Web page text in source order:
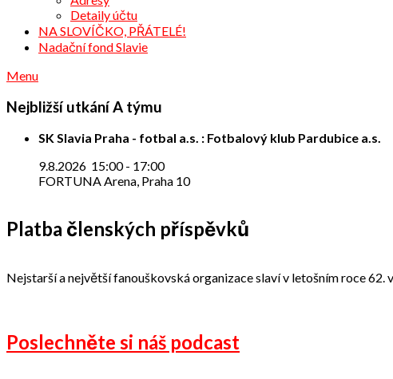
Detaily účtu
NA SLOVÍČKO, PŘÁTELÉ!
Nadační fond Slavie
Menu
Nejbližší utkání A týmu
SK Slavia Praha - fotbal a.s. : Fotbalový klub Pardubice a.s.
9.8.2026 15:00- 17:00
FORTUNA Arena, Praha 10
Platba členských příspěvků
Nejstarší a největší fanouškovská organizace slaví v letošním roce
Poslechněte si náš podcast